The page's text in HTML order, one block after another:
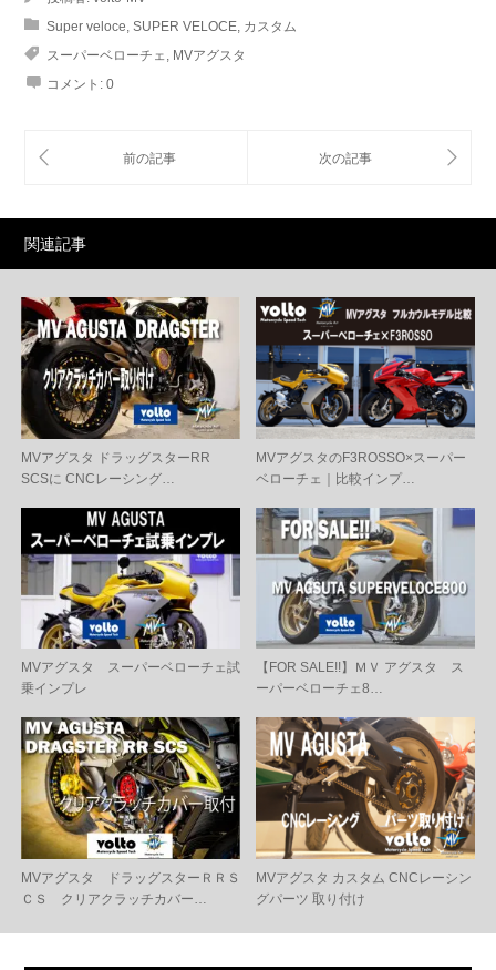
Super veloce SUPER VELOCE カスタム
スーパーベローチェ
MVアグスタ
コメント: 0
関連記事
MVアグスタ ドラッグスターRR
SCSに CNCレーシング…
MVアグスタのF3ROSSO×スーパー
ベローチェ｜比較インプ…
MVアグスタ スーパーベローチェ試
乗インプレ
【FOR SALE!!】ＭＶ アグスタ ス
ーパーベローチェ8…
MVアグスタ ドラッグスターＲＲＳ
ＣＳ クリアクラッチカバー…
MVアグスタ カスタム CNCレーシン
グパーツ 取り付け